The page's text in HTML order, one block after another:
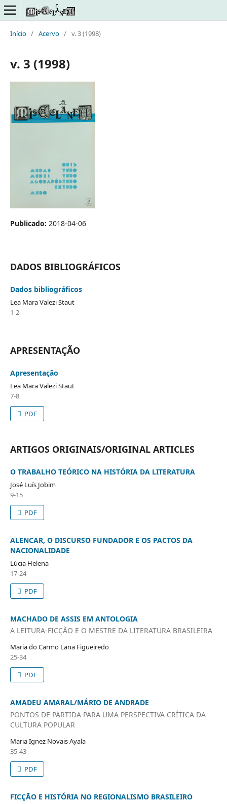
Início / Acervo / v. 3 (1998)
v. 3 (1998)
Publicado: 2018-04-06
DADOS BIBLIOGRÁFICOS
Dados bibliográficos
Lea Mara Valezi Staut
1-2
APRESENTAÇÃO
Apresentação
Lea Mara Valezi Staut
7-8
PDF
ARTIGOS ORIGINAIS/ORIGINAL ARTICLES
O TRABALHO TEÓRICO NA HISTÓRIA DA LITERATURA
José Luís Jobim
9-15
PDF
ALENCAR, O DISCURSO FUNDADOR E OS PACTOS DA
NACIONALIDADE
Lúcia Helena
17-24
PDF
MACHADO DE ASSIS EM ANTOLOGIA
A LEITURA-FICÇÃO E O MESTRE DA LITERATURA BRASILEIRA
Maria do Carmo Lana Figueiredo
25-34
PDF
AMADEU AMARAL/MÁRIO DE ANDRADE
PONTOS DE PARTIDA PARA UMA PERSPECTIVA CRÍTICA DA
CULTURA POPULAR
Maria Ignez Novais Ayala
35-43
PDF
FICÇÃO E HISTÓRIA NO REGIONALISMO BRASILEIRO